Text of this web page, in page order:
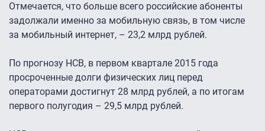
Отмечается, что больше всего российские абоненты
задолжали именно за мобильную связь, в том числе
за мобильный интернет, – 23,2 млрд рублей.
По прогнозу НСВ, в первом квартале 2015 года
просроченные долги физических лиц перед
операторами достигнут 28 млрд рублей, а по итогам
первого полугодия – 29,5 млрд рублей.